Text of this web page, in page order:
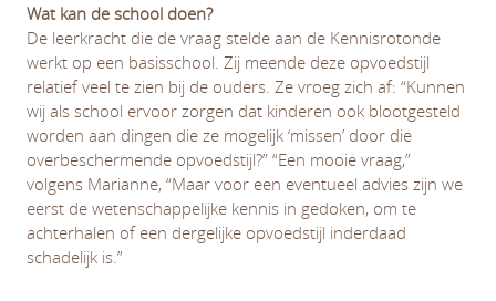
Wat kan de school doen?
De leerkracht die de vraag stelde aan de Kennisrotonde
werkt op een basisschool. Zij meende deze opvoedstijl
relatief veel te zien bij de ouders. Ze vroeg zich af: “Kunnen
wij als school ervoor zorgen dat kinderen ook blootgesteld
worden aan dingen die ze mogelijk ‘missen’ door die
overbeschermende opvoedstijl?” “Een mooie vraag,”
volgens Marianne, “Maar voor een eventueel advies zijn we
eerst de wetenschappelijke kennis in gedoken, om te
achterhalen of een dergelijke opvoedstijl inderdaad
schadelijk is.”